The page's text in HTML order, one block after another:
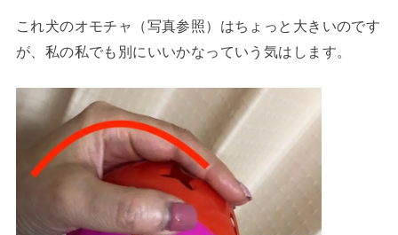
これ犬のオモチャ（写真参照）はちょっと大きいのです
が、私の私でも別にいいかなっていう気はします。